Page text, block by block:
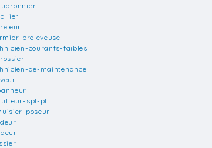
preleveuse
courants-faibles
de-maintenance
spl-pl
poseur